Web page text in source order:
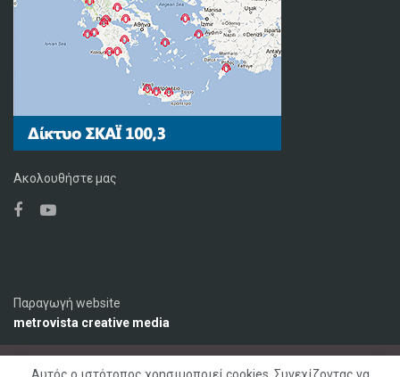
Ακολουθήστε μας
Παραγωγή website
metrovista creative media